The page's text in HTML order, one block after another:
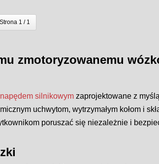
Strona 1 / 1
zmotoryzowanemu
silnikowym zaprojektowane z
uchwytom, wytrzymałym kołom i
poruszać się niezależnie i